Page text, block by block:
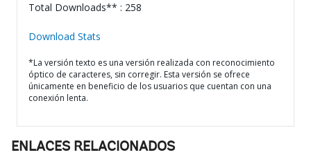
Total Downloads** : 258
Download Stats
*La versión texto es una versión realizada con reconocimiento
óptico de caracteres, sin corregir. Esta versión se ofrece
únicamente en beneficio de los usuarios que cuentan con una
conexión lenta.
ENLACES RELACIONADOS